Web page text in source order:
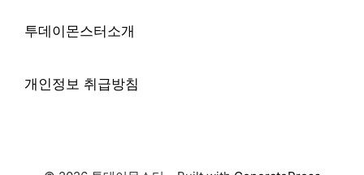
투데이몬스터소개
개인정보 취급방침